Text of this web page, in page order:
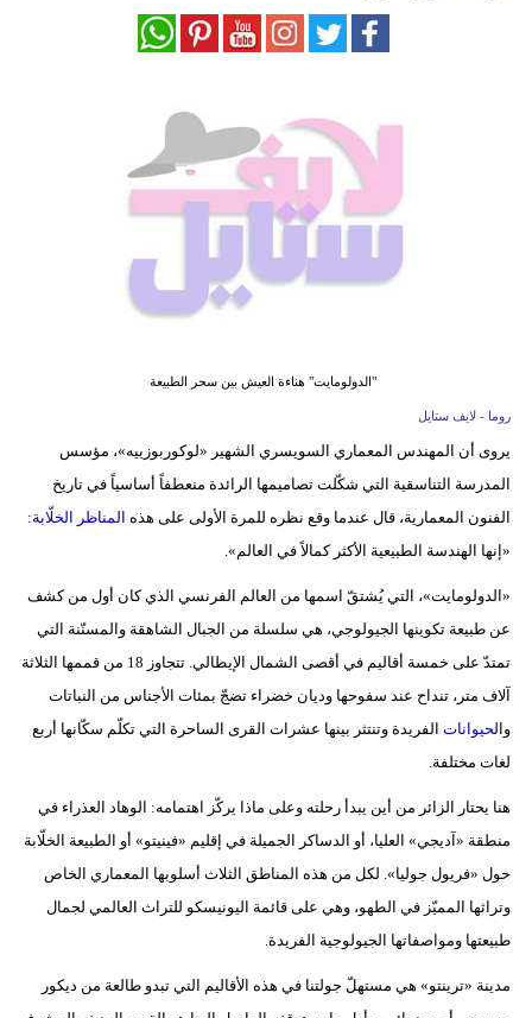
"الدولومايت" هناءة العيش بين سحر الطبيعة
روما - لايف ستايل
يروى أن المهندس المعماري السويسري الشهير «لوكوربوزييه»، مؤسس
المدرسة التناسقية التي شكّلت تصاميمها الرائدة منعطفاً أساسياً في تاريخ
الفنون المعمارية، قال عندما وقع نظره للمرة الأولى على هذه المناظر الخلّابة:
«إنها الهندسة الطبيعية الأكثر كمالاً في العالم».
«الدولومايت»، التي يُشتقّ اسمها من العالم الفرنسي الذي كان أول من كشف
عن طبيعة تكوينها الجيولوجي، هي سلسلة من الجبال الشاهقة والمسنّنة التي
تمتدّ على خمسة أقاليم في أقصى الشمال الإيطالي. تتجاوز 18 من قممها الثلاثة
آلاف متر، تنداح عند سفوحها وديان خضراء تضجّ بمئات الأجناس من النباتات
والحيوانات الفريدة وتنتثر بينها عشرات القرى الساحرة التي تكلّم سكّانها أربع
لغات مختلفة.
هنا يحتار الزائر من أين يبدأ رحلته وعلى ماذا يركّز اهتمامه: الوهاد العذراء في
منطقة «آديجي» العليا، أو الدساكر الجميلة في إقليم «فينيتو» أو الطبيعة الخلّابة
حول «فريول جوليا». لكل من هذه المناطق الثلاث أسلوبها المعماري الخاص
وتراثها المميّز في الطهو، وهي على قائمة اليونيسكو للتراث العالمي لجمال
طبيعتها ومواصفاتها الجيولوجية الفريدة.
مدينة «ترينتو» هي مستهلّ جولتنا في هذه الأقاليم التي تبدو طالعة من ديكور